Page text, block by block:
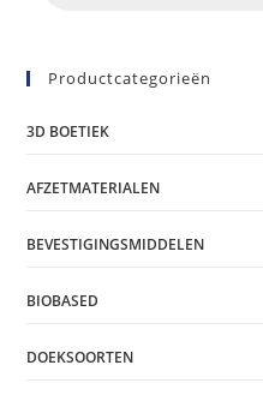
Productcategorieën
3D BOETIEK
AFZETMATERIALEN
BEVESTIGINGSMIDDELEN
BIOBASED
DOEKSOORTEN